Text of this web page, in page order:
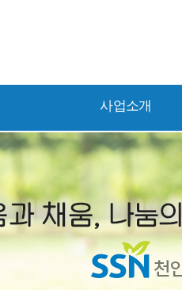
사업소개